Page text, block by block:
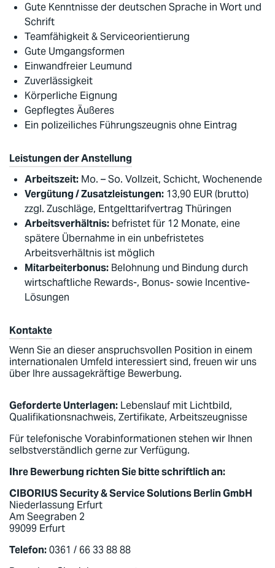
Gute Kenntnisse der deutschen Sprache in Wort und
Schrift
Teamfähigkeit & Serviceorientierung
Gute Umgangsformen
Einwandfreier Leumund
Zuverlässigkeit
Körperliche Eignung
Gepflegtes Äußeres
Ein polizeiliches Führungszeugnis ohne Eintrag
Leistungen der Anstellung
Arbeitszeit: Mo. – So. Vollzeit, Schicht, Wochenende
Vergütung / Zusatzleistungen: 13,90 EUR (brutto)
zzgl. Zuschläge, Entgelttarifvertrag Thüringen
Arbeitsverhältnis: befristet für 12 Monate, eine
spätere Übernahme in ein unbefristetes
Arbeitsverhältnis ist möglich
Mitarbeiterbonus: Belohnung und Bindung durch
wirtschaftliche Rewards-, Bonus- sowie Incentive-
Lösungen
Kontakte
Wenn Sie an dieser anspruchsvollen Position in einem
internationalen Umfeld interessiert sind, freuen wir uns
über Ihre aussagekräftige Bewerbung.
Geforderte Unterlagen: Lebenslauf mit Lichtbild,
Qualifikationsnachweis, Zertifikate, Arbeitszeugnisse
Für telefonische Vorabinformationen stehen wir Ihnen
selbstverständlich gerne zur Verfügung.
Ihre Bewerbung richten Sie bitte schriftlich an:
CIBORIUS Security & Service Solutions Berlin GmbH
Niederlassung Erfurt
Am Seegraben 2
99099 Erfurt
Telefon:0361 / 66 33 88 88